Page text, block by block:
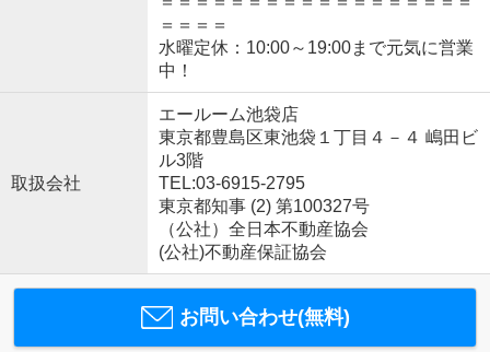
＝＝＝＝
水曜定休：10:00～19:00まで元気に営業
中！
取扱会社
エールーム池袋店
東京都豊島区東池袋１丁目４－４ 嶋田ビ
ル3階
TEL:03-6915-2795
東京都知事 (2) 第100327号
（公社）全日本不動産協会
(公社)不動産保証協会
お問い合わせ(無料)